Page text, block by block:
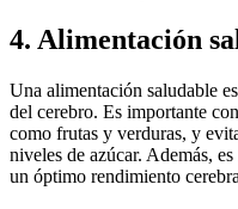
4. Alimentación
Una alimentación saludable
del cerebro. Es importante
como frutas y verduras, y
niveles de azúcar. Además,
un óptimo rendimiento